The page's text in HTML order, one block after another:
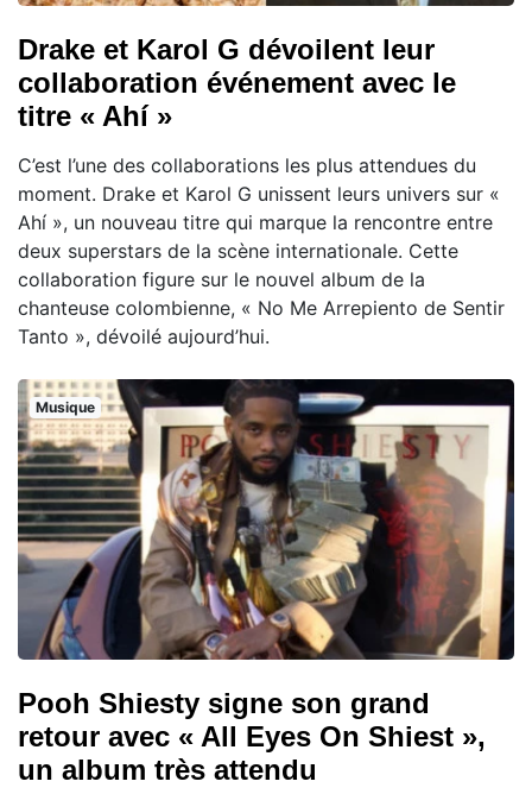
Drake et Karol G dévoilent leur
collaboration événement avec le
titre « Ahí »
C’est l’une des collaborations les plus attendues du
moment. Drake et Karol G unissent leurs univers sur «
Ahí », un nouveau titre qui marque la rencontre entre
deux superstars de la scène internationale. Cette
collaboration figure sur le nouvel album de la
chanteuse colombienne, « No Me Arrepiento de Sentir
Tanto », dévoilé aujourd’hui.
Musique
Pooh Shiesty signe son grand
retour avec « All Eyes On Shiest »,
un album très attendu